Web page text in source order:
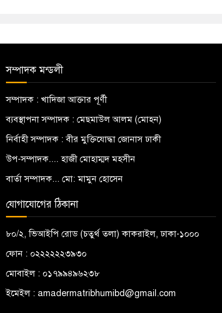
সম্পাদক মন্ডলী
সম্পাদক : খাদিজা আক্তার পূর্ণী
ব্যবস্থাপনা সম্পাদক : মেছমাউল আলম (মোহন)
নির্বাহী সম্পাদক : বীর মুক্তিযোদ্ধা জোনাস ঢাকী
উপ-সম্পাদক.... হাজী মোহাম্মদ মহসীন
বার্তা সম্পাদক... মো: মামুন হোসেন
যোগাযোগের ঠিকানা
৮০/২, ভিআইপি রোড (চতুর্থ তলা) কাকরাইল, ঢাকা-১০০০
ফোন : ০২২২২২২৩৯৩০
মোবাইল : ০১৭৯৯৪৯৬২৩৮
ইমেইল : amadermatribhumibd@gmail.com